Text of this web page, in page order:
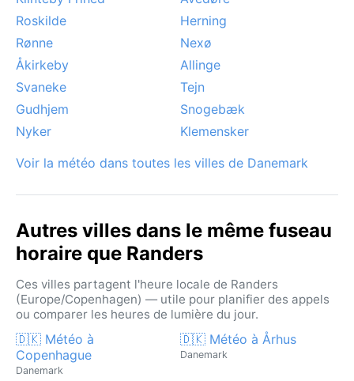
le brouillard matinal est fréquent près des rivières. En
somme, un climat contrasté mais clément pour qui
aime les saisons authentiques.
Roskilde
Herning
Rønne
Nexø
Åkirkeby
Allinge
Svaneke
Tejn
Gudhjem
Snogebæk
Nyker
Klemensker
Voir la météo dans toutes les villes de Danemark
Autres villes dans le même fuseau
horaire que Randers
Ces villes partagent l'heure locale de Randers
(Europe/Copenhagen) — utile pour planifier des appels
ou comparer les heures de lumière du jour.
🇩🇰 Météo à
Copenhague
Danemark
🇩🇰 Météo à Århus
Danemark